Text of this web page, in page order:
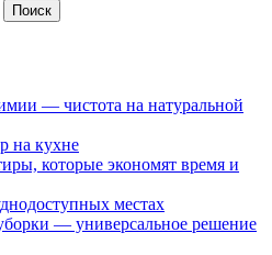
Поиск
— чистота на натуральной
на кухне
которые экономят время и
местах
— универсальное решение